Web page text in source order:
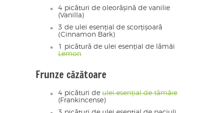
4 picături de oleorășină de vanilie
(Vanilla)
3 de ulei esențial de scorțișoară
(Cinnamon Bark)
1 picătură de ulei esențial de lămâi
Lemon
Frunze căzătoare
4 picături de ulei esențial de tămâie
(Frankincense)